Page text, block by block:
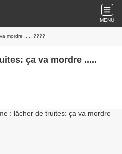
MENU
mordre ..... ????
ça va mordre .....